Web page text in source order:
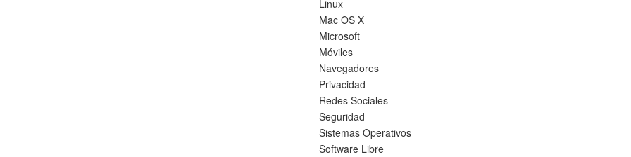
Linux
Mac OS X
Microsoft
Móviles
Navegadores
Privacidad
Redes Sociales
Seguridad
Sistemas Operativos
Software Libre